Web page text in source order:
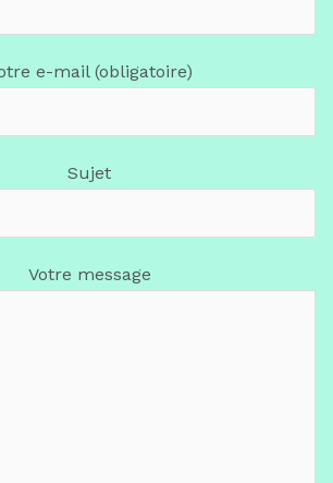
e-mail (obligatoire)
Sujet
Votre message